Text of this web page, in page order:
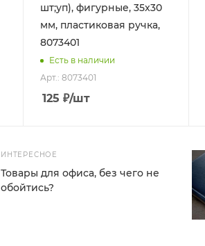
шт;уп), фигурные, 35x30
мм, пластиковая ручка,
8073401
Есть в наличии
Арт.: 8073401
125 ₽/шт
ИНТЕРЕСНОЕ
Товары для офиса, без чего не
обойтись?